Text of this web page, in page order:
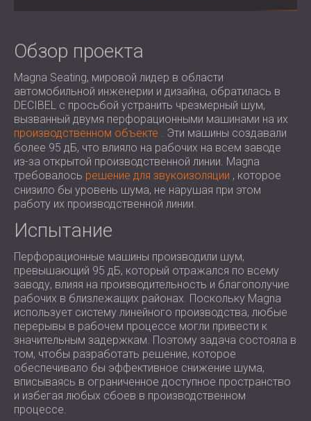
ЗВУКОИЗОЛЯЦИЯ И АКУСТИКА ДЛЯ
ЗВУКОИЗОЛЯЦИЯ И АКУСТИЧЕСКИЕ
РЕШЕНИЯ ДЛЯ ТОРГОВЫХ
ПОМЕЩЕНИЙ
ЗВУКОИЗОЛЯЦИЯ И АКУСТИКА ДЛЯ
ОБРАЗОВАТЕЛЬНЫХ УЧРЕЖДЕНИЙ
SOUND INSULATION AND ACOUSTICS
FOR HEALTH CARE FACILITIES
ЗВУКОИЗОЛЯЦИОННЫЕ И
АКУСТИЧЕСКИЕ РЕШЕНИЯ ДЛЯ
АУДИОЛОГИЧЕСКОЙ ОТРАСЛИ
ЗВУКОИЗОЛЯЦИОННЫЕ И
АКУСТИЧЕСКИЕ РЕШЕНИЯ ДЛЯ
ЦЕНТРОВ ОБРАБОТКИ ДАННЫХ
FINLAND (FI)
USA (US)
SOUTH AFRICA (ZA)
Обзор проекта
Magna Seating, мировой лидер в области
автомобильной инженерии и дизайна, обратилась в
DECIBEL с просьбой устранить чрезмерный шум,
вызванный двумя перфорационными машинами на их
производственном объекте . Эти машины создавали
более 95 дБ, что влияло на рабочих на всем заводе
из-за открытой производственной линии. Magna
требовалось решение для звукоизоляции , которое
снизило бы уровень шума, не нарушая при этом
работу их производственной линии.
Испытание
Перфорационные машины производили шум,
превышающий 95 дБ, который отражался по всему
заводу, влияя на производительность и благополучие
рабочих в близлежащих районах. Поскольку Magna
использует систему линейного производства, любые
перерывы в рабочем процессе могли привести к
значительным задержкам. Поэтому задача состояла в
том, чтобы разработать решение, которое
обеспечивало бы эффективное снижение шума,
вписываясь в ограниченное доступное пространство
и избегая любых сбоев в производственном
процессе.